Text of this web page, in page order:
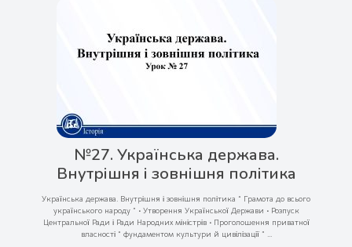
№27. Українська держава.
Внутрішня і зовнішня політика
Українська держава. Внутрішня і зовнішня політика “ Грамота до всього
українського народу ” • Утворення Української Держави • Розпуск
Центральної Ради і Ради Народних міністрів • Проголошення приватної
власності “ фундаментом культури й цивілізації ” ...